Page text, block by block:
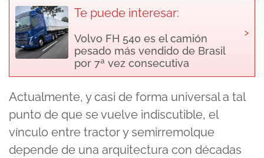
Te puede interesar:
Volvo FH 540 es el camión
pesado más vendido de Brasil
por 7ª vez consecutiva
›
Actualmente, y casi de forma universal a tal
punto de que se vuelve indiscutible, el
vínculo entre tractor y semirremolque
depende de una arquitectura con décadas